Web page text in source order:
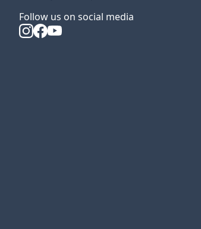
Follow us on social media